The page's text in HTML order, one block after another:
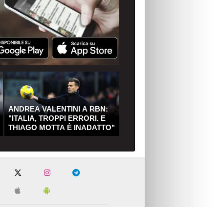
ANDREA VALENTINI A RBN:
"ITALIA, TROPPI ERRORI. E
THIAGO MOTTA È INADATTO"